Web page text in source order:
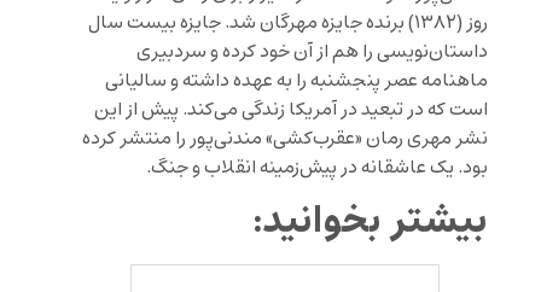
روز (۱۳۸۲) برنده جایزه مهرگان شد. جایزه بیست سال
داستان‌نویسی را هم از آن خود کرده و سردبیری
ماهنامه عصر پنجشنبه را به عهده داشته و سالیانی
است که در تبعید در آمریکا زندگی می‌‌‌کند. پیش از این
نشر مهری رمان «عقرب‌کشی» مندنی‌پور را منتشر کرده
بود. یک عاشقانه در پیش‌زمینه انقلاب و جنگ.
بیشتر بخوانید: